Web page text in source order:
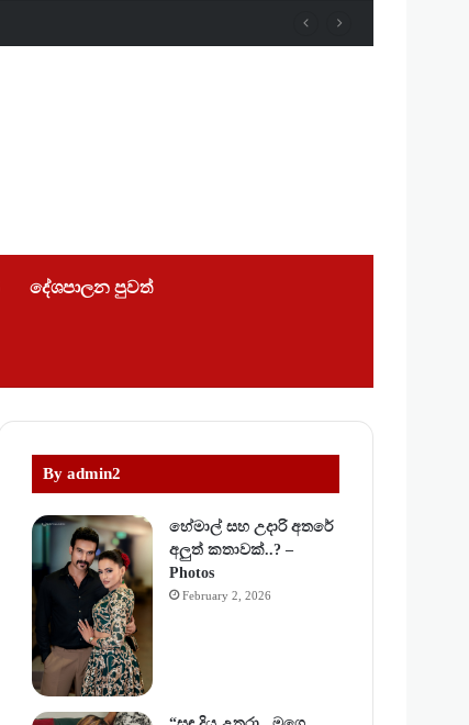
දේශපාලන පුවත්
By admin2
හේමාල් සහ උදාරි අතරේ
අලුත් කතාවක්..? –
Photos
February 2, 2026